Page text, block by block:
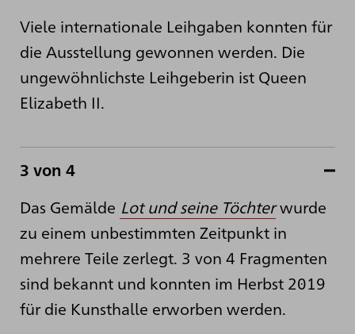
Viele internationale Leihgaben konnten für
die Ausstellung gewonnen werden. Die
ungewöhnlichste Leihgeberin ist Queen
Elizabeth II.
3 von 4
Das Gemälde Lot und seine Töchterwurde
zu einem unbestimmten Zeitpunkt in
mehrere Teile zerlegt. 3 von 4 Fragmenten
sind bekannt und konnten im Herbst 2019
für die Kunsthalle erworben werden.